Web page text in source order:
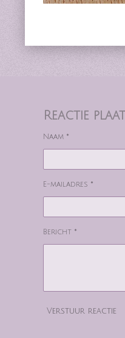
Reactie
Naam *
E-mailadres *
Bericht *
Verstuur reactie